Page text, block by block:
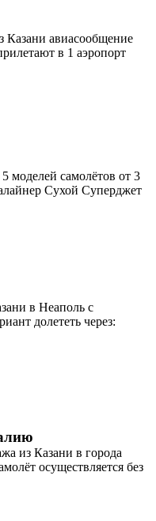
Казани авиасообщение
в 1 аэропорт
моделей самолётов от 3
Сухой Суперджет
в Неаполь с
долететь через:
из Казани в города
осуществляется без